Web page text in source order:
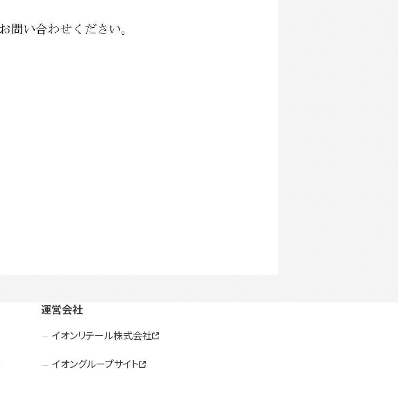
運営会社
イオンリテール株式会社
イオングループサイト